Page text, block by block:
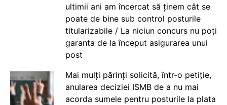
ultimii ani am încercat să ținem cât se
poate de bine sub control posturile
titularizabile / La niciun concurs nu poți
garanta de la început asigurarea unui
post
Mai mulți părinți solicită, într-o petiție,
anularea deciziei ISMB de a nu mai
acorda sumele pentru posturile la plata